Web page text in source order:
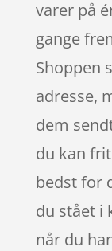
varer på
gange
Shoppen
adresse,
dem
du kan
bedst for
du stået i
når du